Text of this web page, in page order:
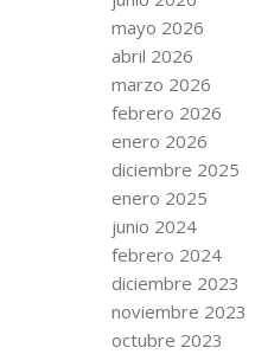
mayo 2026
abril 2026
marzo 2026
febrero 2026
enero 2026
diciembre 2025
enero 2025
junio 2024
febrero 2024
diciembre 2023
noviembre 2023
octubre 2023